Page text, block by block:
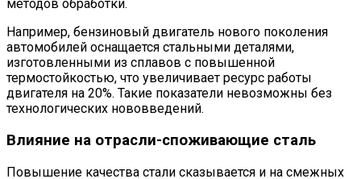
методов обработки.
Например, бензиновый двигатель нового поколения
автомобилей оснащается стальными деталями,
изготовленными из сплавов с повышенной
термостойкостью, что увеличивает ресурс работы
двигателя на 20%. Такие показатели невозможны без
технологических нововведений.
Влияние на отрасли-споживающие сталь
Повышение качества стали сказывается и на смежных